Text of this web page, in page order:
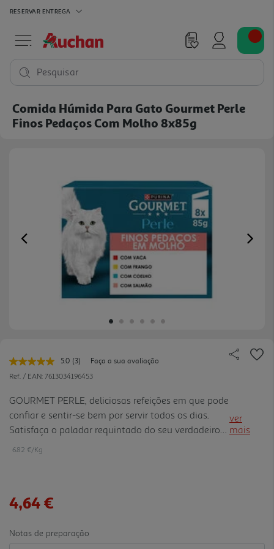
RESERVAR ENTREGA
Pesquisar
Comida Húmida Para Gato Gourmet Perle
Finos Pedaços Com Molho 8x85g
Previous
5.0 Leu
3
Link
para
a
mesma
página.
(3)
Faça a sua avaliação
Ref. / EAN: 7613034196453
GOURMET PERLE, deliciosas refeições em que pode
confiar e sentir-se bem por servir todos os dias.
Satisfaça o paladar requintado do seu verdadeiro
apreciador com GOURMET PERLE, uma gama de
completas e equilibradas para o seu querido
receita de PERLE Finos Pedaços em Molho é
ver
mais
6.82 €/Kg
4,64 €
Notas de preparação